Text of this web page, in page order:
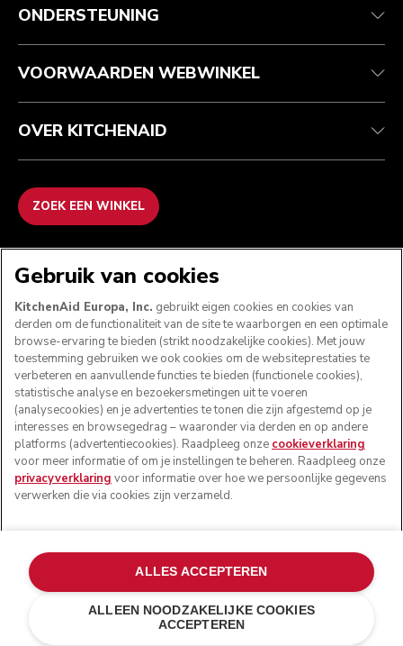
Je bestelling volgen
Garantie en documenten
Recupel
Retournering en terugbetaling
Imprint
ODR
ONDERSTEUNING
VOORWAARDEN WEBWINKEL
OVER KITCHENAID
ZOEK EEN WINKEL
VOLG ONS
© KitchenAid 2026 - Alle rechten voorbehouden.
KitchenAid en het design van de keukenrobot zijn
handelsmerken in de Verenigde Staten en andere landen.
Mijn cookies beheren Privacyverklaring
Gebruik van cookies
KitchenAid Europa, Inc. gebruikt eigen cookies en cookies van
derden om de functionaliteit van de site te waarborgen en een optimale
browse-ervaring te bieden (strikt noodzakelijke cookies). Met jouw
toestemming gebruiken we ook cookies om de websiteprestaties te
verbeteren en aanvullende functies te bieden (functionele cookies),
statistische analyse en bezoekersmetingen uit te voeren
(analysecookies) en je advertenties te tonen die zijn afgestemd op je
interesses en browsegedrag – waaronder via derden en op andere
platforms (advertentiecookies). Raadpleeg onze cookieverklaring
voor meer informatie of om je instellingen te beheren. Raadpleeg onze
privacyverklaring voor informatie over hoe we persoonlijke gegevens
verwerken die via cookies zijn verzameld.
ALLEEN NOODZAKELIJKE COOKIES
ACCEPTEREN
ALLES ACCEPTEREN